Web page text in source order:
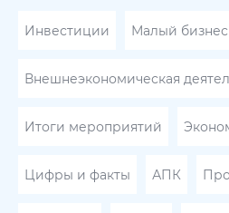
Инвестиции Малый бизнес
Внешнеэкономическая
Итоги мероприятий
Цифры и факты АПК